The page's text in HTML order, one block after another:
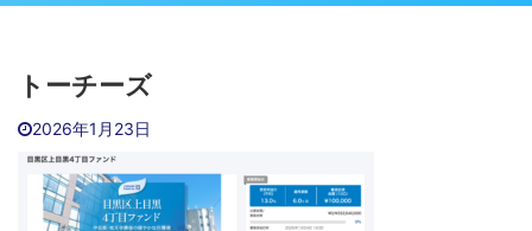
トーチーズ
2026年1月23日